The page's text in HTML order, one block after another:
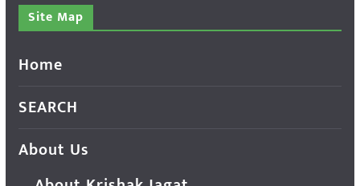
Site Map
Home
SEARCH
About Us